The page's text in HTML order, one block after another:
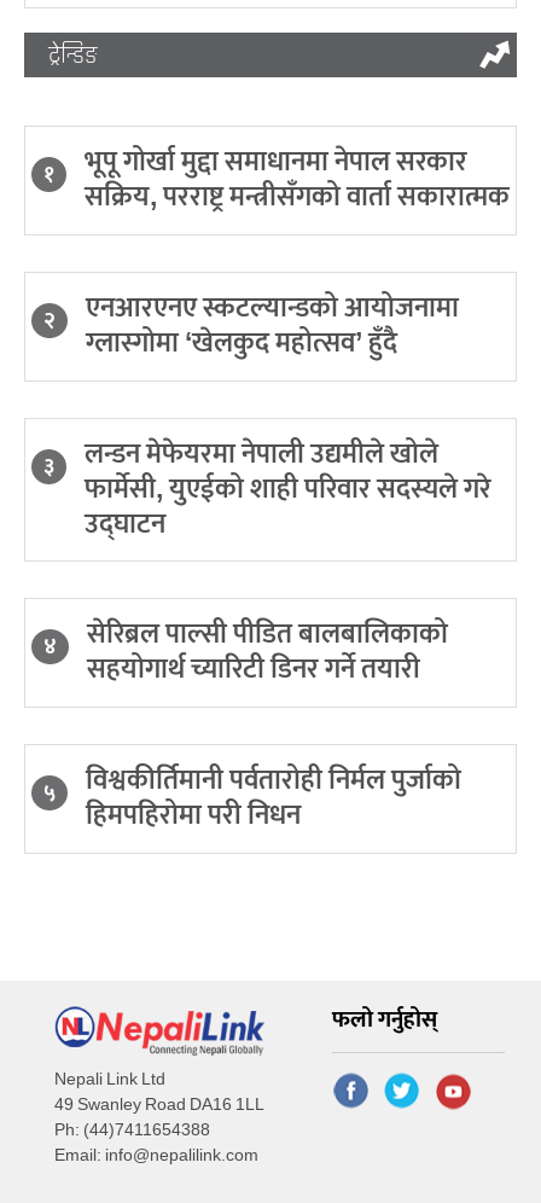
ट्रेन्डिङ
१ भूपू गोर्खा मुद्दा समाधानमा नेपाल सरकार
सक्रिय, परराष्ट्र मन्त्रीसँगको वार्ता सकारात्मक
२ एनआरएनए स्कटल्यान्डको आयोजनामा
ग्लास्गोमा ‘खेलकुद महोत्सव’ हुँदै
३ लन्डन मेफेयरमा नेपाली उद्यमीले खोले
फार्मेसी, युएईको शाही परिवार सदस्यले गरे
उद्घाटन
४ सेरिब्रल पाल्सी पीडित बालबालिकाको
सहयोगार्थ च्यारिटी डिनर गर्ने तयारी
५ विश्वकीर्तिमानी पर्वतारोही निर्मल पुर्जाको
हिमपहिरोमा परी निधन
Nepali Link Ltd
49 Swanley Road DA16 1LL
Ph: (44)7411654388
Email: info@nepalilink.com
फलो गर्नुहोस्